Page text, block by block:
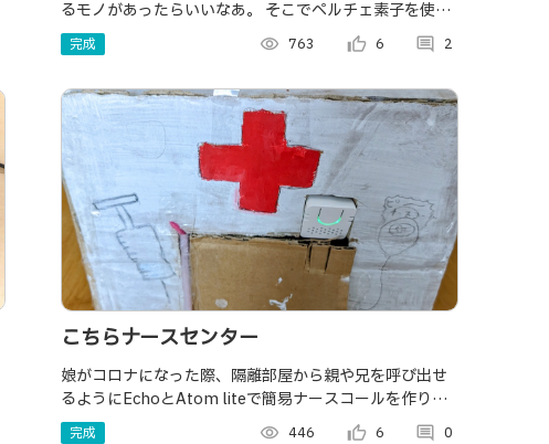
るモノがあったらいいなあ。 そこでペルチェ素子を使っ
て卓上飲料冷却装置を作りたいと思いましたが出来たも
のは 冷えないゲーミング貯蔵庫でした・・・
完成 visibility 763 thumb_up_alt 6 comment 2
こちらナースセンター
娘がコロナになった際、隔離部屋から親や兄を呼び出せ
るようにEchoとAtom liteで簡易ナースコールを作りま
した。
完成 visibility 446 thumb_up_alt 6 comment 0